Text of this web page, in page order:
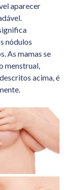
aparecer
nódulos
As mamas se
menstrual,
acima, é